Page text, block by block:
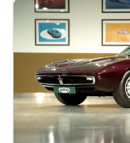
inclusief de
dossier is
reportage en alle
jaren durende
Coupe verkeert
een absolute
deze conditie te